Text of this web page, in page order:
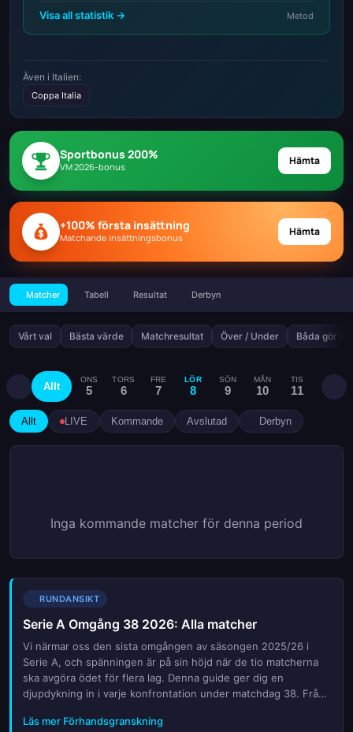
Visa all statistik →
Metod
Även i Italien:
Coppa Italia
Sportbonus 200%
VM 2026-bonus Hämta
+100% första insättning
Matchande insättningsbonus Hämta
Matcher Tabell Resultat Derbyn
Vårt val Bästa värde Matchresultat Över / Under Båda gör
Allt
ONS
5
TORS
6
FRE
7
LÖR
8
SÖN
9
MÅN
10
TIS
11
ONS
Allt LIVE Kommande Avslutad Derbyn
Inga kommande matcher för denna period
RUNDANSIKT
Serie A Omgång 38 2026: Alla matcher
Vi närmar oss den sista omgången av säsongen 2025/26 i
Serie A, och spänningen är på sin höjd när de tio matcherna
ska avgöra ödet för flera lag. Denna guide ger dig en
djupdykning in i varje konfrontation under matchdag 38. Från
finns inget som är helt avgjort förrän slutvisan klingat ut. Vi
Läs mer Förhandsgranskning